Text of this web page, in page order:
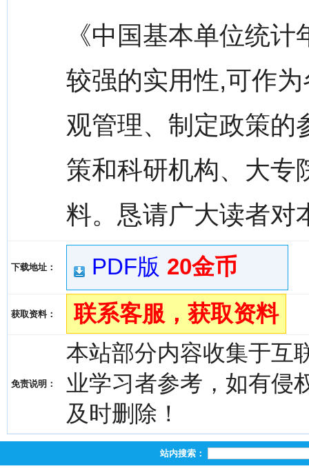
《中国基本单位统
较强的实用性,可作
观管理、制定政策的
策和科研机构、大专
料。恳请广大读者对
下载地址： PDF版 20金币
获取资料： 联系客服，获取资料
免责说明：
本站部分内容收集于互
业学习者参考，如有侵
及时删除！
站内搜索：